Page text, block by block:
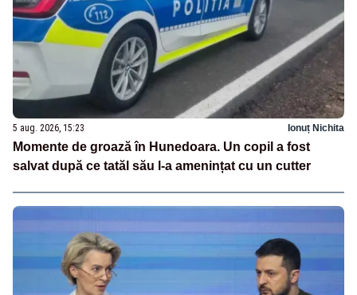
5 aug. 2026, 15:23 Ionuț Nichita
Momente de groază în Hunedoara. Un copil a fost
salvat după ce tatăl său l-a amenințat cu un cutter